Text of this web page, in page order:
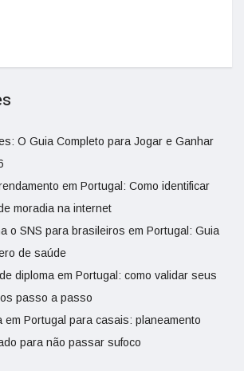
O Guia Completo para Jogar e Ganhar
em Portugal: Como identificar
moradia na internet
o SNS para brasileiros em Portugal: Guia
de saúde
diploma em Portugal: como validar seus
passo a passo
em Portugal para casais: planeamento
para não passar sufoco